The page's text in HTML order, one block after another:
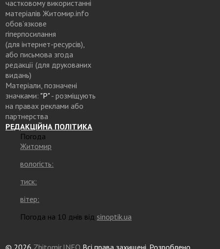
частковому використанні
матеріалів Житомир.info
обов’язкове
гіперпосилання
(для інтернет-ресурсів),
або письмова згода
редакції (для друкованих
видань)
Матеріали, позначені
значками: "Р"- розміщують
на правах реклами або
партнерства
РЕДАКЦІЙНА ПОЛІТИКА
Погода
Житомир
вологість:
тиск:
вітер:
Погода на 10 днів від sinoptik.ua
© 2026 Zhitomir.INFO Всі права захищені. Розроблено